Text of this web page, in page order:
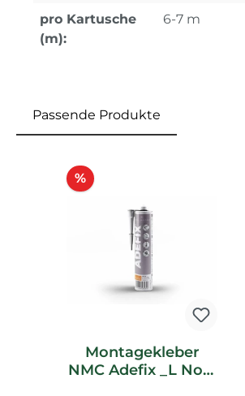
pro Kartusche
(m):
6-7 m
Passende Produkte
%Rabatt
Montagekleber
NMC Adefix _L Noel